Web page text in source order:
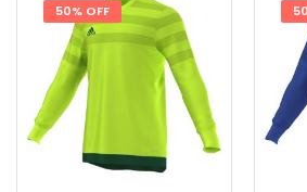
50% OFF